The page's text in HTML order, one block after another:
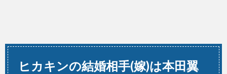
ヒカキンの結婚相手(嫁)は本田翼